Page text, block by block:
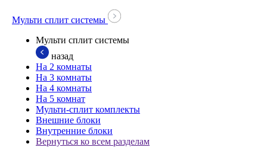
Мульти сплит системы
Мульти сплит системы
назад
На 2 комнаты
На 3 комнаты
На 4 комнаты
На 5 комнат
Мульти-сплит комплекты
Внешние блоки
Внутренние блоки
Вернуться ко всем разделам